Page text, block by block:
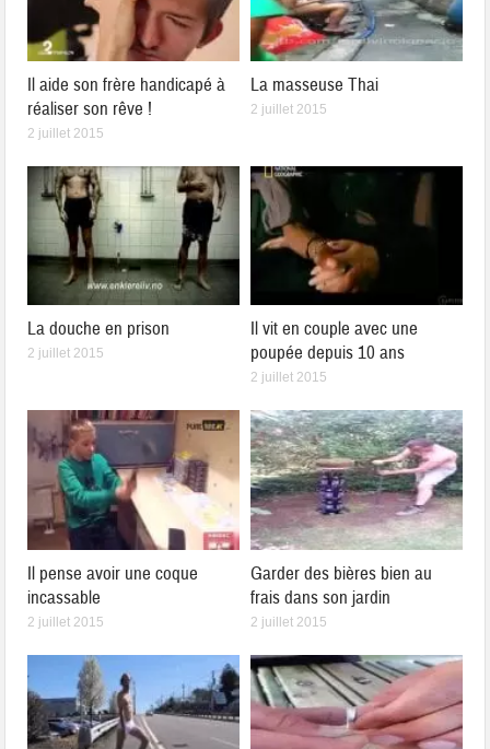
Il aide son frère handicapé à
réaliser son rêve !
2 juillet 2015
La masseuse Thai
2 juillet 2015
La douche en prison
2 juillet 2015
Il vit en couple avec une
poupée depuis 10 ans
2 juillet 2015
Il pense avoir une coque
incassable
2 juillet 2015
Garder des bières bien au
frais dans son jardin
2 juillet 2015